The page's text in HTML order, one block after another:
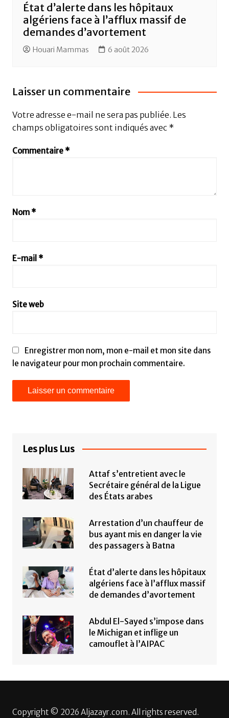
État d’alerte dans les hôpitaux
algériens face à l’afflux massif de
demandes d’avortement
Houari Mammas 6 août 2026
Laisser un commentaire
Votre adresse e-mail ne sera pas publiée. Les
champs obligatoires sont indiqués avec *
Commentaire *
Nom *
E-mail *
Site web
Enregistrer mon nom, mon e-mail et mon site dans
le navigateur pour mon prochain commentaire.
Les plus Lus
Attaf s’entretient avec le
Secrétaire général de la Ligue
des États arabes
Arrestation d’un chauffeur de
bus ayant mis en danger la vie
des passagers à Batna
État d’alerte dans les hôpitaux
algériens face à l’afflux massif
de demandes d’avortement
Abdul El-Sayed s’impose dans
le Michigan et inflige un
camouflet à l’AIPAC
Copyright © 2026 Aljazayr.com. All rights reserved.